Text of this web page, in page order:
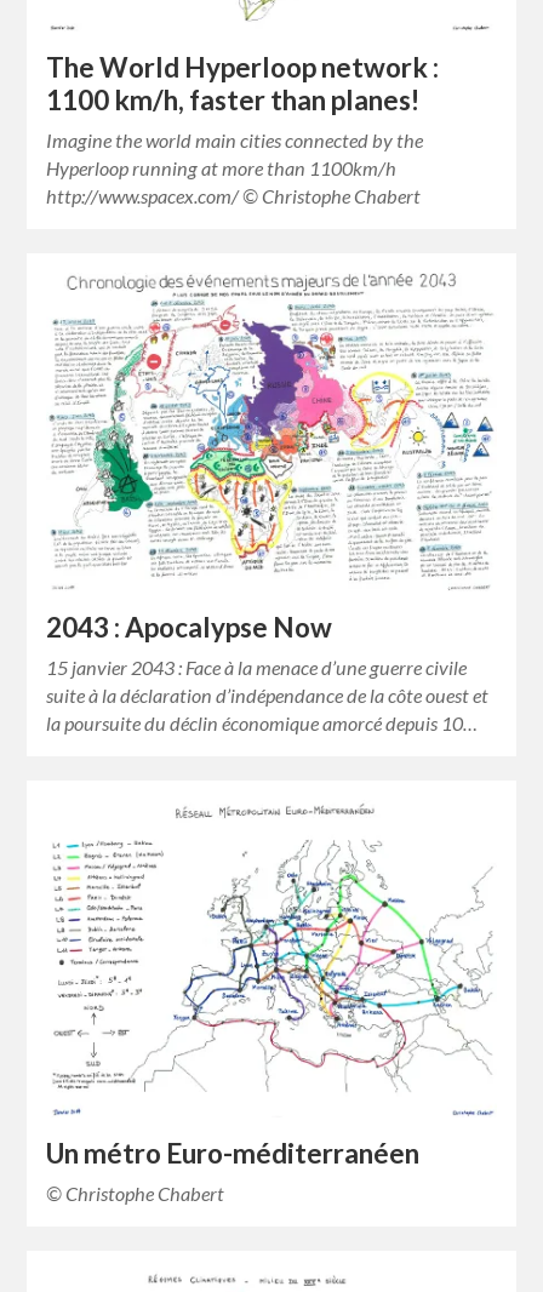
The World Hyperloop network :
1100 km/h, faster than planes!
Imagine the world main cities connected by the
Hyperloop running at more than 1100km/h
http://www.spacex.com/ © Christophe Chabert
2043 : Apocalypse Now
15 janvier 2043 : Face à la menace d’une guerre civile
suite à la déclaration d’indépendance de la côte ouest et
la poursuite du déclin économique amorcé depuis 10…
Un métro Euro-méditerranéen
© Christophe Chabert